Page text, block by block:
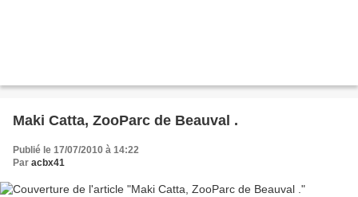
Maki Catta, ZooParc de Beauval .
Publié le 17/07/2010 à 14:22
Par acbx41